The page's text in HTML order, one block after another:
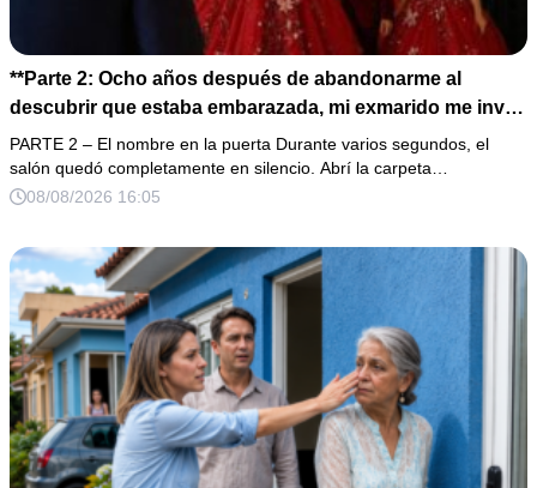
**Parte 2: Ocho años después de abandonarme al
descubrir que estaba embarazada, mi exmarido me invitó
a la cena de Navidad convencido de que podría burlarse
de la mujer a la que creía una fracasada y sin hijos. Lo
que jamás imaginó fue que esa noche sería él quien
PARTE 2 – El nombre en la puerta Durante varios segundos, el
salón quedó completamente en silencio. Abrí la carpeta…
08/08/2026 16:05